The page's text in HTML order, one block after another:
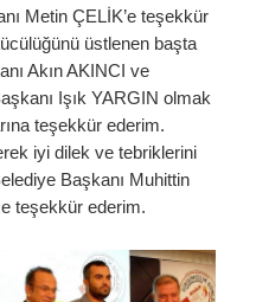
Metin ÇELİK’e teşekkür
üstlenen başta
Akın AKINCI ve
Işık YARGIN olmak
teşekkür ederim.
iyi dilek ve tebriklerini
Başkanı Muhittin
teşekkür ederim.